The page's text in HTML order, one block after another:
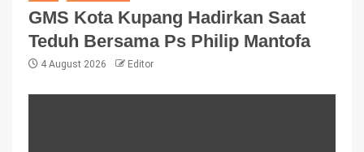
GMS Kota Kupang Hadirkan Saat
Teduh Bersama Ps Philip Mantofa
4 August 2026 Editor